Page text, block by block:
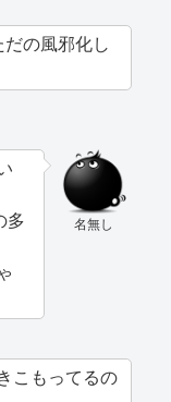
の風邪化し
名無し
多
こもってるの